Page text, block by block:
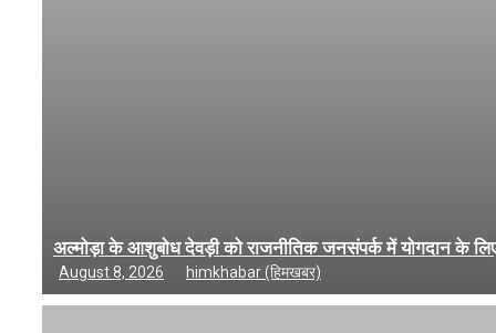
अल्मोड़ा के आशुबोध देवड़ी को राजनीतिक जनसंपर्क में योगदान के लिए
August 8, 2026 himkhabar (हिमखबर)